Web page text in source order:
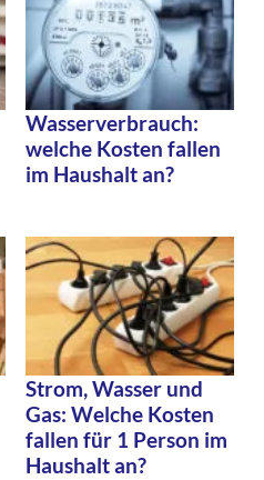
Wasserverbrauch:
welche Kosten fallen
im Haushalt an?
Strom, Wasser und
Gas: Welche Kosten
fallen für 1 Person im
Haushalt an?